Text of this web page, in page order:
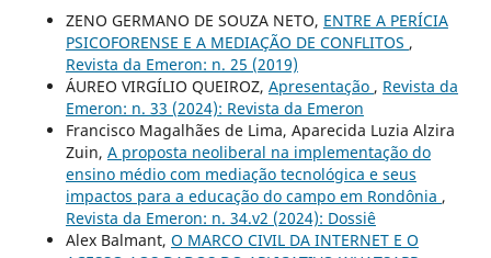
ZENO GERMANO DE SOUZA NETO, ENTRE A PERÍCIA
PSICOFORENSE E A MEDIAÇÃO DE CONFLITOS ,
Revista da Emeron: n. 25 (2019)
ÁUREO VIRGÍLIO QUEIROZ, Apresentação , Revista da
Emeron: n. 33 (2024): Revista da Emeron
Francisco Magalhães de Lima, Aparecida Luzia Alzira
Zuin, A proposta neoliberal na implementação do
ensino médio com mediação tecnológica e seus
impactos para a educação do campo em Rondônia ,
Revista da Emeron: n. 34.v2 (2024): Dossiê
Alex Balmant, O MARCO CIVIL DA INTERNET E O